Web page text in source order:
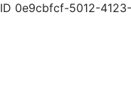
0e9cbfcf-5012-